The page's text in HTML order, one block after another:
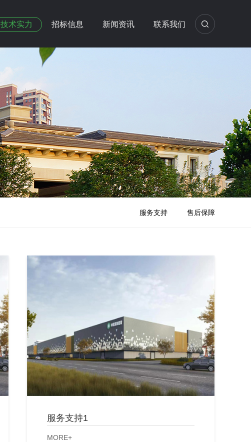
技术实力 招标信息 新闻资讯 联系我们
服务支持 售后保障
服务支持1
MORE+